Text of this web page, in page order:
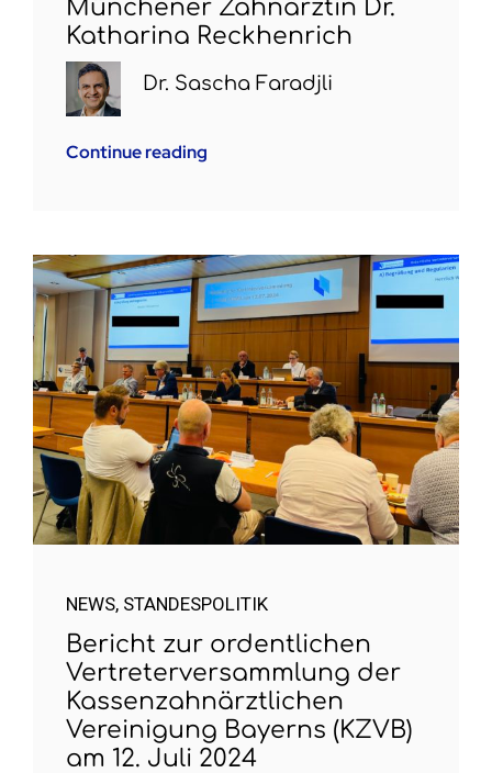
Münchener Zahnärztin Dr.
Katharina Reckhenrich
Dr. Sascha Faradjli
Continue reading
NEWS, STANDESPOLITIK
Bericht zur ordentlichen
Vertreterversammlung der
Kassenzahnärztlichen
Vereinigung Bayerns (KZVB)
am 12. Juli 2024